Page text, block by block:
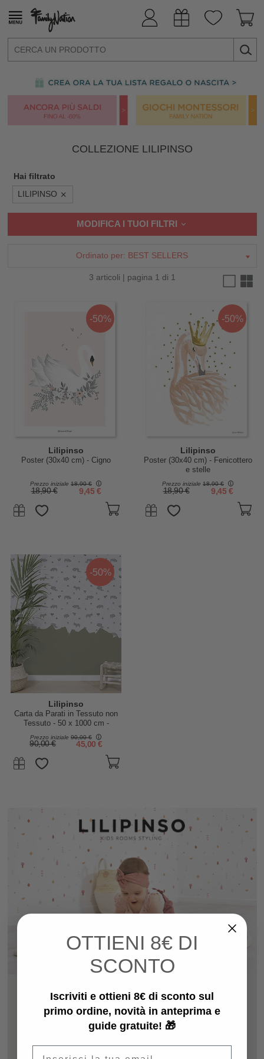
COLLEZIONE LILIPINSO
Hai filtrato
LILIPINSO
MODIFICA I TUOI FILTRI
Ordinato per: BEST SELLERS
3 articoli | pagina 1 di 1
-50%
Lilipinso
Poster (30x40 cm) - Cigno
Prezzo iniziale 18,90 €
18,90 € 9,45 €
-50%
Lilipinso
Poster (30x40 cm) - Fenicottero
e stelle
Prezzo iniziale 18,90 €
18,90 € 9,45 €
-50%
Lilipinso
Carta da Parati in Tessuto non
Tessuto - 50 x 1000 cm -
Prezzo iniziale 90,00 €
90,00 € 45,00 €
per la decorazione e la traduce in creazioni originali dai
molteplici stili: collaborando con più di 60 artisti in tutto il
per sensibilizzare i più piccoli ai temi dell’arte,
mondo dei neonati e dei bambini, dando un’estetica unica
OTTIENI 8€ DI
SCONTO
Iscriviti e ottieni 8€ di sconto sul
primo ordine, novità in anteprima e
guide gratuite! 🎁